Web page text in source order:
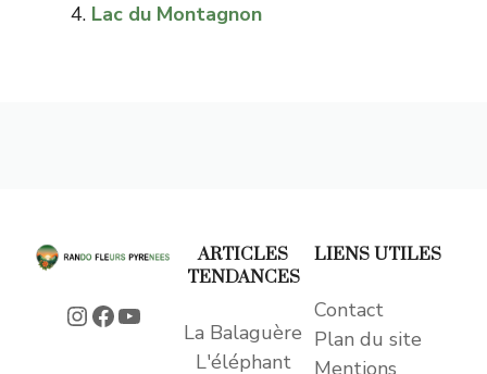
Lac du Montagnon
Instagram
Facebook
YouTube
ARTICLES
TENDANCES
La Balaguère
L'éléphant
LIENS UTILES
Contact
Plan du site